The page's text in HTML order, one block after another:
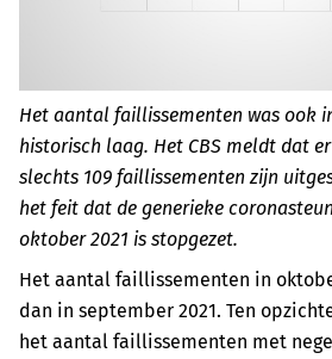
Het aantal faillissementen was ook
historisch laag. Het CBS meldt dat
slechts 109 faillissementen zijn
het feit dat de generieke
oktober 2021 is stopgezet.
Het aantal faillissementen in
dan in september 2021. Ten
het aantal faillissementen met